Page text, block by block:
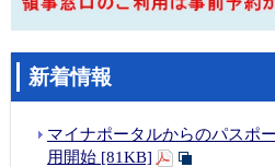
先 弁護
士・通訳リスト等
科学技術
サンフランシスコの研究者
情報
新着情報
マイナポータルからのパスポ
用開始 [81KB]